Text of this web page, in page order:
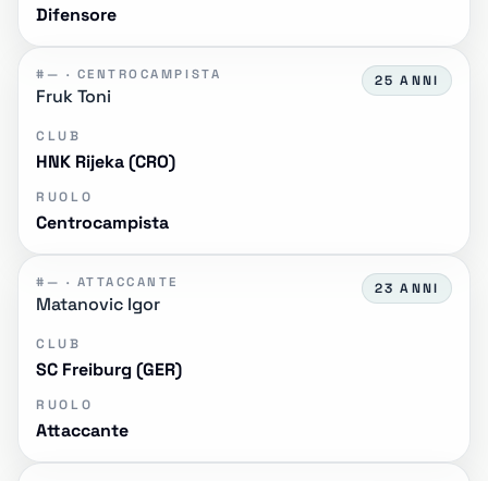
Difensore
#— · CENTROCAMPISTA
Fruk Toni
25 ANNI
CLUB
HNK Rijeka (CRO)
RUOLO
Centrocampista
#— · ATTACCANTE
Matanovic Igor
23 ANNI
CLUB
SC Freiburg (GER)
RUOLO
Attaccante